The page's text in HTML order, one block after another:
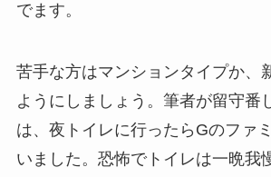
でます。
苦手な方はマンションタイプか、
ようにしましょう。筆者が留守番
は、夜トイレに行ったらGのファ
いました。恐怖でトイレは一晩我